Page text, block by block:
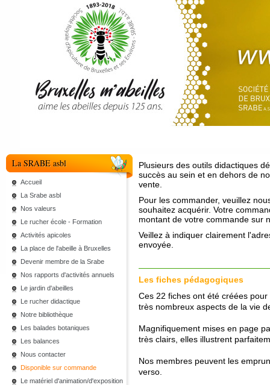
La SRABE asbl
Accueil
La Srabe asbl
Nos valeurs
Le rucher école - Formation
Activités apicoles
La place de l'abeille à Bruxelles
Devenir membre de la Srabe
Nos rapports d'activités annuels
Le jardin d'abeilles
Le rucher didactique
Notre bibliothèque
Les balades botaniques
Les balances
Nous contacter
Disponible sur commande
Le matériel d'animation/d'exposition
Plusieurs des outils didactiques
succès au sein et en dehors de
vente.
Pour les commander, veuillez
souhaitez acquérir. Votre
montant de votre commande sur
Veillez à indiquer clairement
envoyée.
Les fiches pédagogiques
Ces 22 fiches ont été créées
très nombreux aspects de la vie
Magnifiquement mises en page
très clairs, elles illustrent
Nos membres peuvent les
verso.